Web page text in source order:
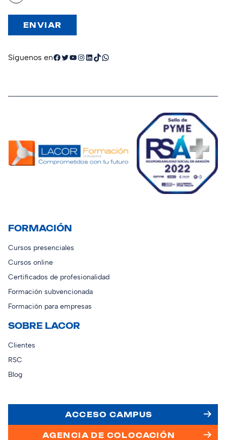
Síguenos enFacebook
Twitter
YouTube
Instagram
LinkedIn
TikTokWhatsApp
FORMACIÓN
Cursos presenciales
Cursos online
Certificados de profesionalidad
Formación subvencionada
Formación para empresas
SOBRE LACOR
Clientes
RSC
Blog
ACCESO CAMPUS
AGENCIA DE COLOCACIÓN